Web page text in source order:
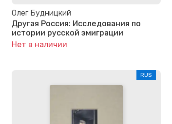
Олег Будницкий
Другая Россия: Исследования по
истории русской эмиграции
Нет в наличии
RUS